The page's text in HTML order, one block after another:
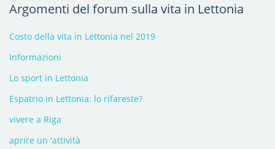
Argomenti del forum sulla vita in Lettonia
Costo della vita in Lettonia nel 2019
Informazioni
Lo sport in Lettonia
Espatrio in Lettonia: lo rifareste?
vivere a Riga
aprire un 'attività